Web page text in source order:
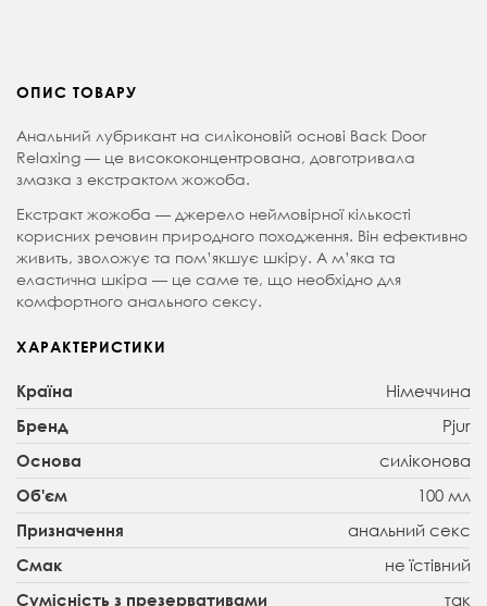
ОПИС ТОВАРУ
Анальний лубрикант на силіконовій основі Back Door
Relaxing — це висококонцентрована, довготривала
змазка з екстрактом жожоба.
Екстракт жожоба — джерело неймовірної кількості
корисних речовин природного походження. Він ефективно
живить, зволожує та пом’якшує шкіру. А м’яка та
еластична шкіра — це саме те, що необхідно для
комфортного анального сексу.
ХАРАКТЕРИСТИКИ
Країна Німеччина
Бренд Pjur
Основа силіконова
Об'єм 100 мл
Призначення анальний секс
Смак не їстівний
Сумісність з презервативами так